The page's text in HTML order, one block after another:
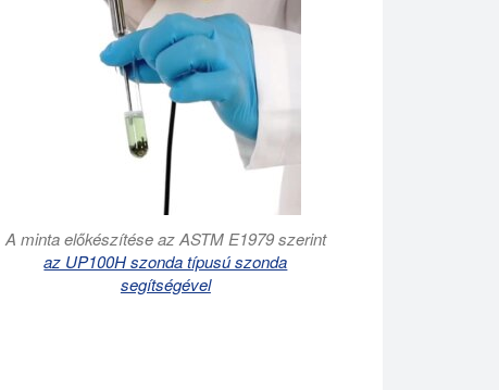
A minta előkészítése az ASTM E1979 szerint
az UP100H szonda típusú szonda
segítségével